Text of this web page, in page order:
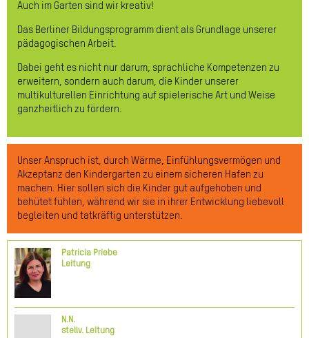
Auch im Garten sind wir kreativ!
Das Berliner Bildungsprogramm dient als Grundlage unserer
pädagogischen Arbeit.
Dabei geht es nicht nur darum, sprachliche Kompetenzen zu
erweitern, sondern auch darum, die Kinder unserer
multikulturellen Einrichtung auf spielerische Art und Weise
ganzheitlich zu fördern.
Unser Anspruch ist, durch Wärme, Einfühlungsvermögen und
Akzeptanz den Kindergarten zu einem sicheren Hafen zu
machen. Hier sollen sich die Kinder gut aufgehoben und
behütet fühlen, während wir sie in ihrer Entwicklung liebevoll
begleiten und tatkräftig unterstützen.
Patricia Priebe
Leitung
N.N.
stellv. Leitung